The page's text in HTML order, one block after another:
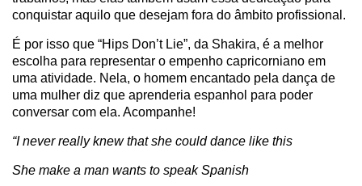
conquistar aquilo que desejam fora do âmbito profissional.
É por isso que “Hips Don’t Lie”, da Shakira, é a melhor
escolha para representar o empenho capricorniano em
uma atividade. Nela, o homem encantado pela dança de
uma mulher diz que aprenderia espanhol para poder
conversar com ela. Acompanhe!
“I never really knew that she could dance like this
She make a man wants to speak Spanish